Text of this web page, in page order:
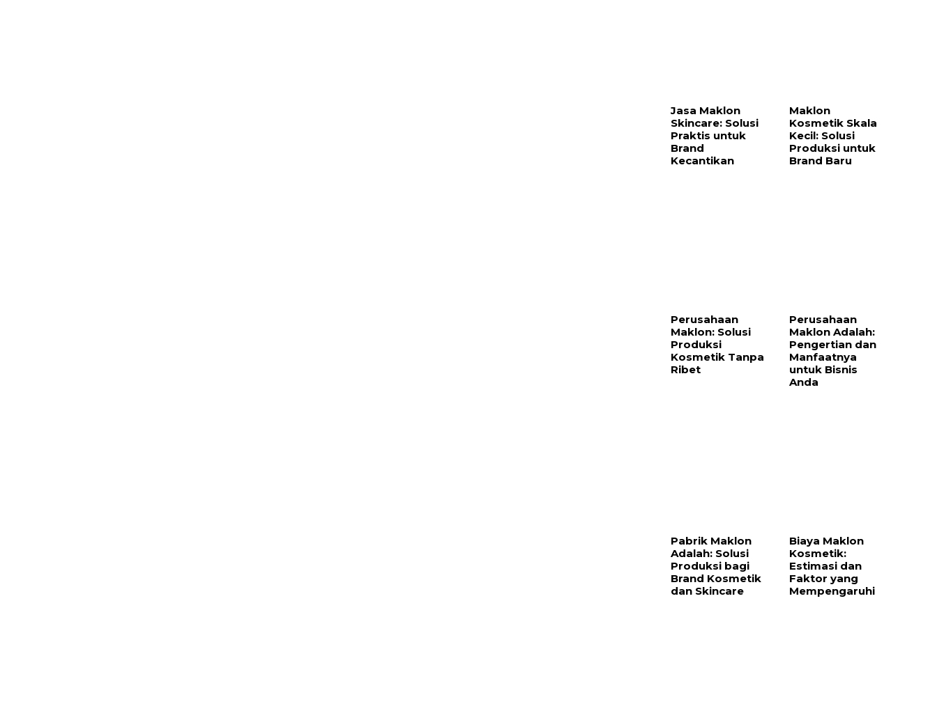
Jasa Maklon
Skincare: Solusi
Praktis untuk
Brand
Kecantikan
Maklon
Kosmetik Skala
Kecil: Solusi
Produksi untuk
Brand Baru
Perusahaan
Maklon: Solusi
Produksi
Kosmetik Tanpa
Ribet
Perusahaan
Maklon Adalah:
Pengertian dan
Manfaatnya
untuk Bisnis
Anda
Pabrik Maklon
Adalah: Solusi
Produksi bagi
Brand Kosmetik
dan Skincare
Biaya Maklon
Kosmetik:
Estimasi dan
Faktor yang
Mempengaruhi